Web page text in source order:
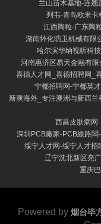
兰山苗木基地-连翘
列韦-青岛欧米卡
江西陶粒-广东陶
湖南怀化昉卫机械有限
哈尔滨华纳视听科
河南惠济区易天金融有限
喜德人才网_喜德招聘网_
宁都招聘网-宁都英
新澳海外_专注澳洲与新西
西昌皮肤病网
深圳PCB廠家-PCB線路闆
绥宁人才网-绥宁人才招
辽宁沈北新区亮
重庆
Powered by 烟台毕